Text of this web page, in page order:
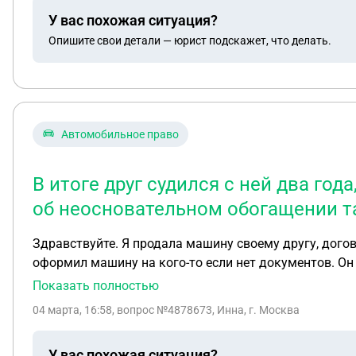
У вас похожая ситуация?
Опишите свои детали — юрист подскажет, что делать.
Автомобильное право
В итоге друг судился с ней два
об неосновательном обогащении
Здравствуйте. Я продала машину своему другу,
оформил машину на кого-то если нет документов. Он оформил на свою подругу. В итоге она эту машину отказалась ему отдавать после нескольких месяцев
после переоформления. Она сказала что отдала ему
неосновательном обогащении так же на нее! Суды
Показать полностью
04 марта, 16:58, вопрос №4878673, Инна, г. Москва